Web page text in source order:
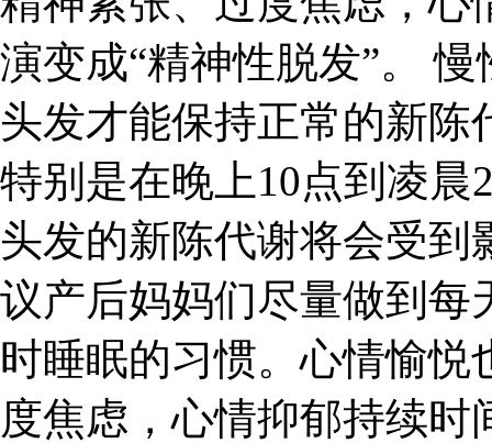
演变成“精神性脱发”。
头发才能保持正常的新
特别是在晚上10点到凌
头发的新陈代谢将会受
议产后妈妈们尽量做到每
时睡眠的习惯。心情愉
度焦虑，心情抑郁持续时